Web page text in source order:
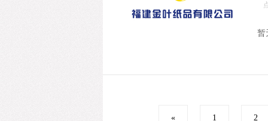
暂
« 1 2